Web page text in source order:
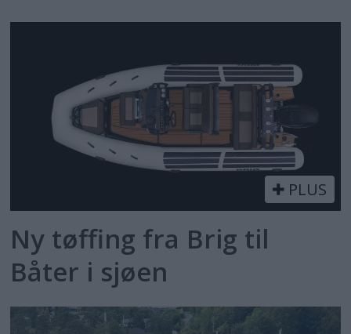
PLUS
Ny tøffing fra Brig til
Båter i sjøen